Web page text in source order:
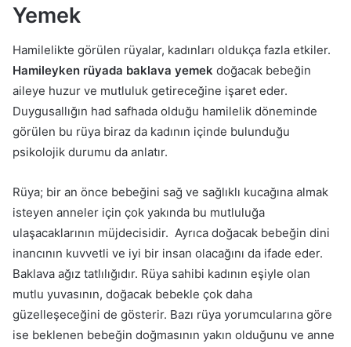
Yemek
Hamilelikte görülen rüyalar, kadınları oldukça fazla etkiler.
Hamileyken rüyada baklava yemek doğacak bebeğin
aileye huzur ve mutluluk getireceğine işaret eder.
Duygusallığın had safhada olduğu hamilelik döneminde
görülen bu rüya biraz da kadının içinde bulunduğu
psikolojik durumu da anlatır.
Rüya; bir an önce bebeğini sağ ve sağlıklı kucağına almak
isteyen anneler için çok yakında bu mutluluğa
ulaşacaklarının müjdecisidir. Ayrıca doğacak bebeğin dini
inancının kuvvetli ve iyi bir insan olacağını da ifade eder.
Baklava ağız tatlılığıdır. Rüya sahibi kadının eşiyle olan
mutlu yuvasının, doğacak bebekle çok daha
güzelleşeceğini de gösterir. Bazı rüya yorumcularına göre
ise beklenen bebeğin doğmasının yakın olduğunu ve anne